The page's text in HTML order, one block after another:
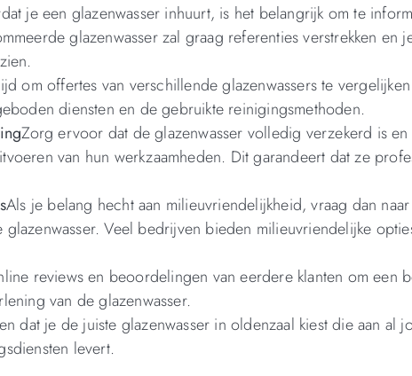
je een glazenwasser inhuurt, is het belangrijk om te
glazenwasser zal graag referenties verstrekken en
om offertes van verschillende glazenwassers te
diensten en de gebruikte reinigingsmethoden.
Zorg ervoor dat de glazenwasser volledig verzekerd is en
van hun werkzaamheden. Dit garandeert dat ze
Als je belang hecht aan milieuvriendelijkheid, vraag dan
Veel bedrijven bieden milieuvriendelijke
reviews en beoordelingen van eerdere klanten om een
van de glazenwasser.
dat je de juiste glazenwasser in oldenzaal kiest die aan al
levert.